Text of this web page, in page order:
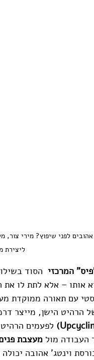
לפני שיפוץ? מירי
ליצירת
הסוד
אותו – אלא לתת לו
עם תאורה ממוקדת
הרהיט הישן, מייצר
לפעמים
העבודה מול מעצבת
וינטג' אהובה